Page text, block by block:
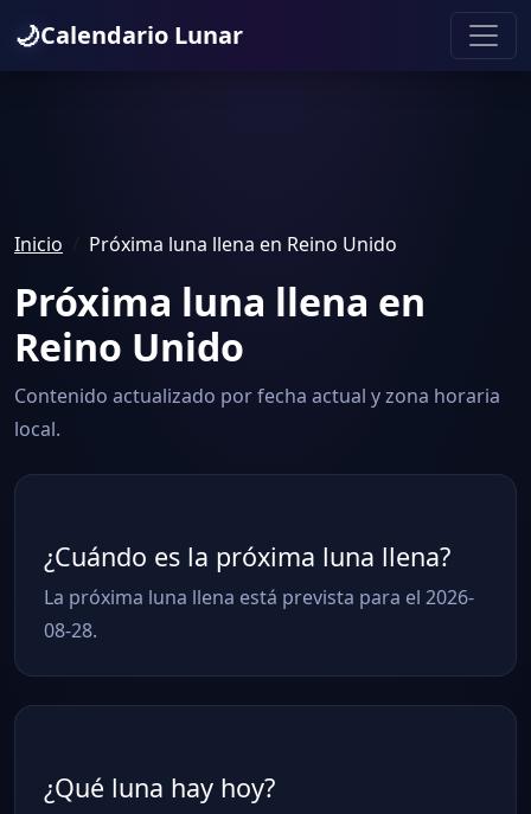
🌙Calendario Lunar
Inicio Próxima luna llena en Reino Unido
Próxima luna llena en
Reino Unido
Contenido actualizado por fecha actual y zona horaria
local.
¿Cuándo es la próxima luna llena?
La próxima luna llena está prevista para el 2026-
08-28.
¿Qué luna hay hoy?